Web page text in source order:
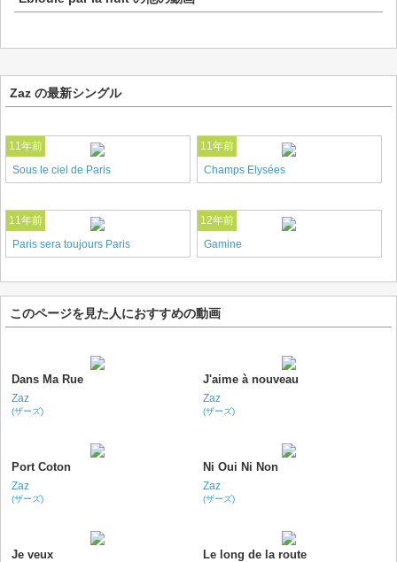
Zaz の最新シングル
11年前
Sous le ciel de Paris
11年前
Champs Elysées
11年前
Paris sera toujours Paris
12年前
Gamine
このページを見た人におすすめの動画
Dans Ma Rue
Zaz
(ザーズ)
J'aime à nouveau
Zaz
(ザーズ)
Port Coton
Zaz
(ザーズ)
Ni Oui Ni Non
Zaz
(ザーズ)
Je veux Le long de la route